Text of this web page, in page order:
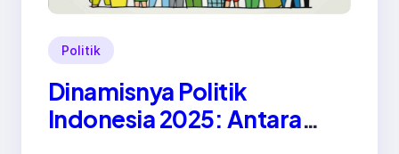
Politik
Dinamisnya Politik
Indonesia 2025: Antara